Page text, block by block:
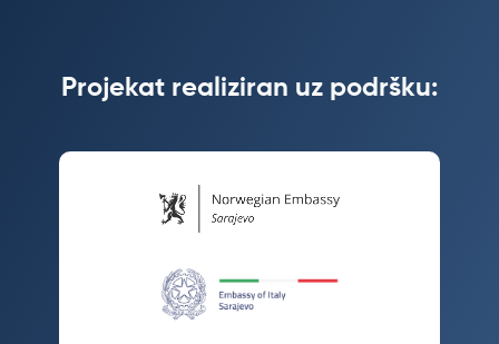
Projekat realiziran uz podršku: